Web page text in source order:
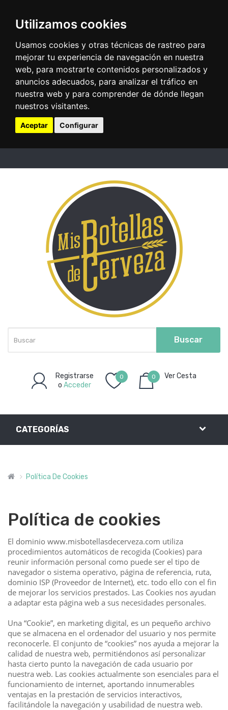
Utilizamos cookies
Usamos cookies y otras técnicas de rastreo para
mejorar tu experiencia de navegación en nuestra
web, para mostrarte contenidos personalizados y
anuncios adecuados, para analizar el tráfico en
nuestra web y para comprender de dónde llegan
nuestros visitantes.
Aceptar Configurar
Buscar
Registrarse
o Acceder
0
0
Artículo(s)
0,00€
Ver Cesta
CATEGORÍAS
Política De Cookies
Política de cookies
El dominio www.misbotellasdecerveza.com utiliza
procedimientos automáticos de recogida (Cookies) para
reunir información personal como puede ser el tipo de
navegador o sistema operativo, página de referencia, ruta,
dominio ISP (Proveedor de Internet), etc. todo ello con el fin
de mejorar los servicios prestados. Las Cookies nos ayudan
a adaptar esta página web a sus necesidades personales.
Una “Cookie”, en marketing digital, es un pequeño archivo
que se almacena en el ordenador del usuario y nos permite
reconocerle. El conjunto de “cookies” nos ayuda a mejorar la
calidad de nuestra web, permitiéndonos así personalizar
hasta cierto punto la navegación de cada usuario por
nuestra web. Las cookies actualmente son esenciales para el
funcionamiento de internet, aportando innumerables
ventajas en la prestación de servicios interactivos,
facilitándole la navegación y usabilidad de nuestra web.